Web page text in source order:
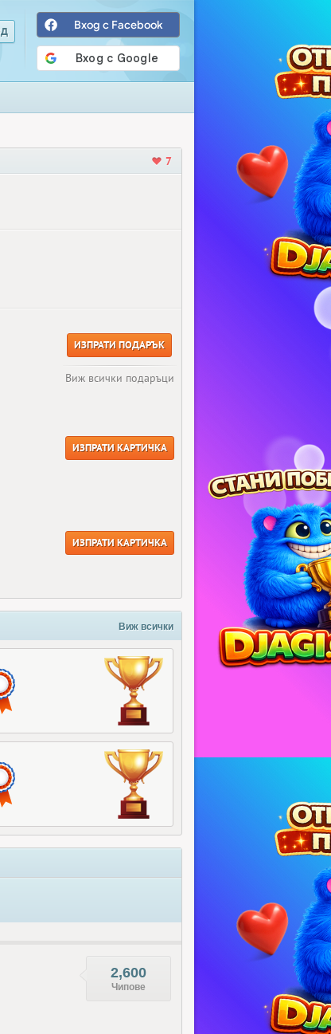
Вход с Facebook
7
ИЗПРАТИ ПОДАРЪК
Виж всички подаръци
ИЗПРАТИ КАРТИЧКА
ИЗПРАТИ КАРТИЧКА
Виж всички
2,600
Чипове